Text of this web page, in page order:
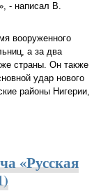
- написал В.
вооруженного
а за два
страны. Он также
удар нового
районы Нигерии,
на
«Русская